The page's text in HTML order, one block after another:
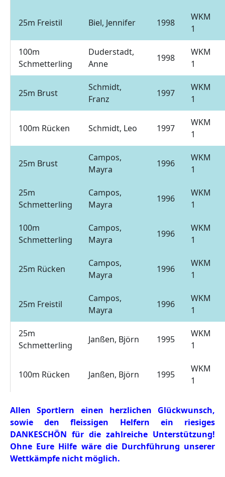
25m Freistil Biel, Jennifer 1998
WKM
1
100m
Schmetterling
Duderstadt,
Anne
1998
WKM
1
25m Brust
Schmidt,
Franz
1997
WKM
1
100m Rücken Schmidt, Leo 1997
WKM
1
25m Brust
Campos,
Mayra
1996
WKM
1
25m
Schmetterling
Campos,
Mayra
1996
WKM
1
100m
Schmetterling
Campos,
Mayra
1996
WKM
1
25m Rücken
Campos,
Mayra
1996
WKM
1
25m Freistil
Campos,
Mayra
1996
WKM
1
25m
Schmetterling
Janßen, Björn 1995
WKM
1
100m Rücken Janßen, Björn 1995
WKM
1
Allen Sportlern einen herzlichen Glückwunsch,
sowie den fleissigen Helfern ein riesiges
DANKESCHÖN für die zahlreiche Unterstützung!
Ohne Eure Hilfe wäre die Durchführung unserer
Wettkämpfe nicht möglich.